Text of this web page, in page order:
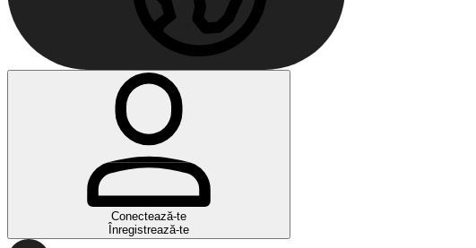
Conectează-te
Înregistrează-te